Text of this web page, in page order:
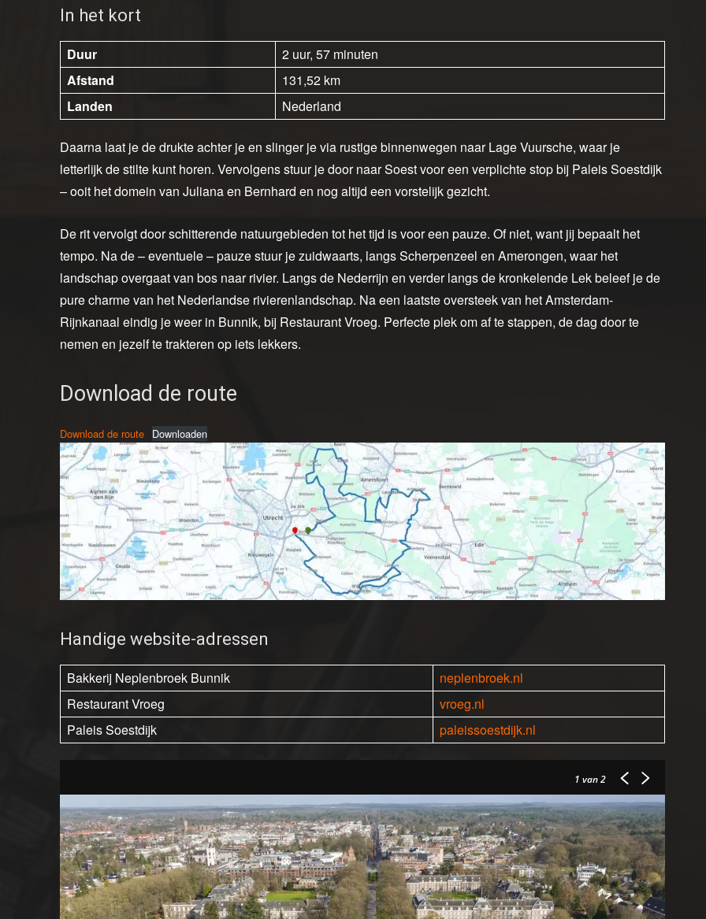
In het kort
Duur
2 uur, 57 minuten
Afstand
131,52 km
Landen
Nederland
Daarna laat je de drukte achter je en slinger je via rustige binnenwegen naar Lage Vuursche, waar je
letterlijk de stilte kunt horen. Vervolgens stuur je door naar Soest voor een verplichte stop bij Paleis Soestdijk
– ooit het domein van Juliana en Bernhard en nog altijd een vorstelijk gezicht.
De rit vervolgt door schitterende natuurgebieden tot het tijd is voor een pauze. Of niet, want jij bepaalt het
tempo. Na de – eventuele – pauze stuur je zuidwaarts, langs Scherpenzeel en Amerongen, waar het
landschap overgaat van bos naar rivier. Langs de Nederrijn en verder langs de kronkelende Lek beleef je de
pure charme van het Nederlandse rivierenlandschap. Na een laatste oversteek van het Amsterdam-
Rijnkanaal eindig je weer in Bunnik, bij Restaurant Vroeg. Perfecte plek om af te stappen, de dag door te
nemen en jezelf te trakteren op iets lekkers.
Download de route
Download de route Downloaden
Handige website-adressen
Bakkerij Neplenbroek Bunnik
neplenbroek.nl
Restaurant Vroeg
vroeg.nl
Paleis Soestdijk
paleissoestdijk.nl
1 van 2